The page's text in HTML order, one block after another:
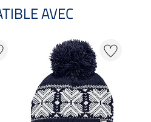
AVEC